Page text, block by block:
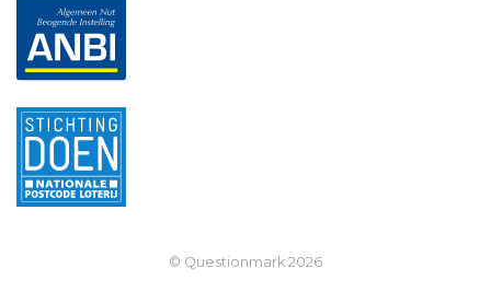
© Questionmark 2026